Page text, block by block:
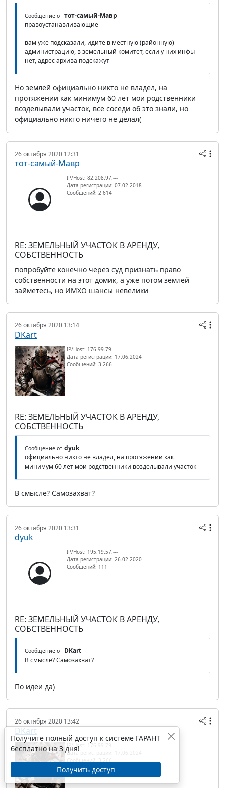
Сообщение от тот-самый-Мавр
правоустанавливающие
вам уже подсказали, идите в местную (районную)
администрацию, в земельный комитет, если у них инфы
нет, адрес архива подскажут
Но землей официально никто не владел, на
протяжении как минимум 60 лет мои родственники
возделывали участок, все соседи об это знали, но
официально никто ничего не делал(
26 октября 2020 12:31
тот-самый-Мавр
IP/Host: 82.208.97.---
Дата регистрации: 07.02.2018
Сообщений: 2 614
RE: ЗЕМЕЛЬНЫЙ УЧАСТОК В АРЕНДУ,
СОБСТВЕННОСТЬ
попробуйте конечно через суд признать право
собственности на этот домик, а уже потом землей
займетесь, но ИМХО шансы невелики
26 октября 2020 13:14
DKart
IP/Host: 176.99.79.---
Дата регистрации: 17.06.2024
Сообщений: 3 266
RE: ЗЕМЕЛЬНЫЙ УЧАСТОК В АРЕНДУ,
СОБСТВЕННОСТЬ
Сообщение от dyuk
официально никто не владел, на протяжении как
минимум 60 лет мои родственники возделывали участок
В смысле? Самозахват?
26 октября 2020 13:31
dyuk
IP/Host: 195.19.57.---
Дата регистрации: 26.02.2020
Сообщений: 111
RE: ЗЕМЕЛЬНЫЙ УЧАСТОК В АРЕНДУ,
СОБСТВЕННОСТЬ
Сообщение от DKart
В смысле? Самозахват?
По идеи да)
26 октября 2020 13:42
DKart
IP/Host: 176.99.79.---
Дата регистрации: 17.06.2024
Сообщений: 3 266
Получите полный доступ к системе ГАРАНТ
бесплатно на 3 дня!
Получить доступ